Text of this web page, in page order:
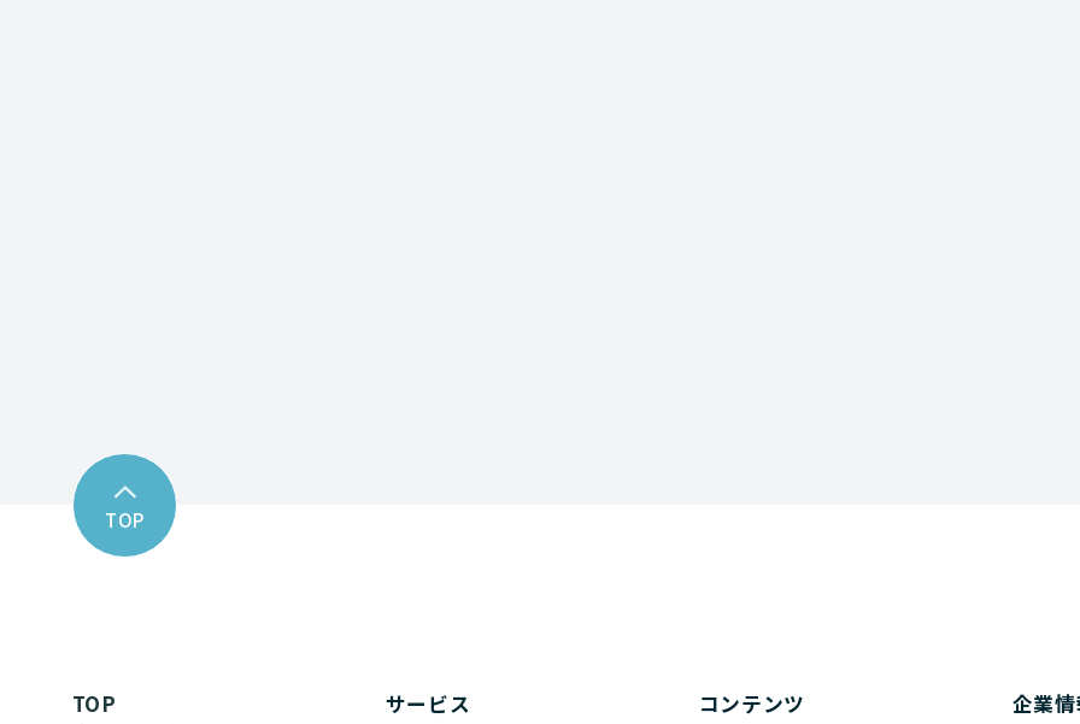
TOP
TOP
サービス コンテンツ 企業情